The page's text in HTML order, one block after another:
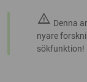
warning Denna
nyare
sökfunktion!